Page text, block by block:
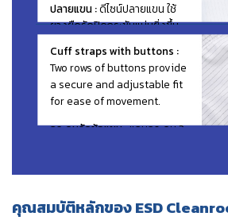
ปลายแขน :ดีไซน์ปลายแขน ใช้
ยางยืดรัดปิดกระชับแน่นยิ่งขึ้น
Cuff straps with buttons :
Two rows of buttons provide
a secure and adjustable fit
for ease of movement.
กระดุมรัดข้อแขน :แถบกระดุม 2
ต้องการ
คุณสมบัติหลักของ ESD